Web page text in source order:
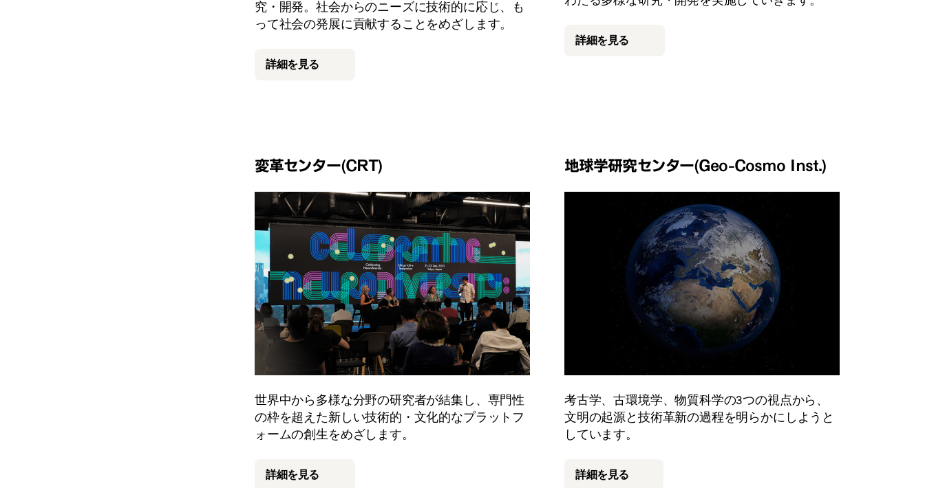
究・開発。社会からのニーズに技術的に応じ、も
って社会の発展に貢献することをめざします。
詳細を見る
詳細を見る
変革センター(CRT)
世界中から多様な分野の研究者が結集し、専門性
の枠を超えた新しい技術的・文化的なプラットフ
ォームの創生をめざします。
詳細を見る
地球学研究センター(Geo-Cosmo Inst.)
考古学、古環境学、物質科学の3つの視点から、
文明の起源と技術革新の過程を明らかにしようと
しています。
詳細を見る